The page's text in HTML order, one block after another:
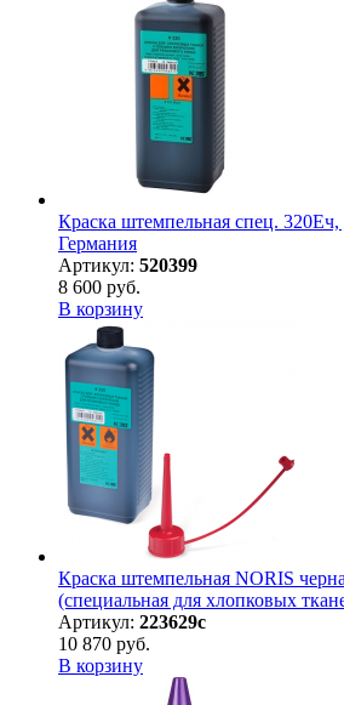
Краска штемпельная спец. 320Еч,
Германия
Артикул: 520399
8 600 руб.
В корзину
Краска штемпельная NORIS
(специальная для хлопковых
Артикул: 223629с
10 870 руб.
В корзину